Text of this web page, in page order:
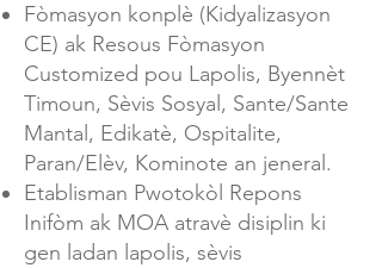
Fòmasyon konplè (Kidyalizasyon
CE) ak Resous Fòmasyon
Customized pou Lapolis, Byennèt
Timoun, Sèvis Sosyal, Sante/Sante
Mantal, Edikatè, Ospitalite,
Paran/Elèv, Kominote an jeneral.
Etablisman Pwotokòl Repons
Inifòm ak MOA atravè disiplin ki
gen ladan lapolis, sèvis